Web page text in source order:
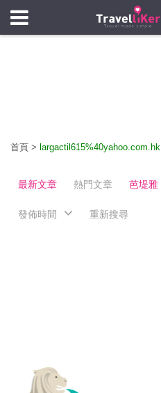
首頁 > largactil615%40yahoo.com.hk
最新文章 熱門文章 芭堤雅
發佈時間 重新搜尋